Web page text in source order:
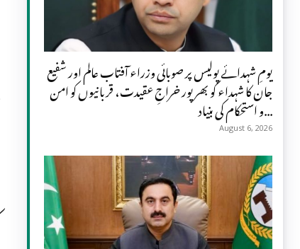
یومِ شہدائے پولیس پر صوبائی وزراء آفتاب عالم اور شفیع
جان کا شہداء کو بھرپور خراجِ عقیدت، قربانیوں کو امن
و استحکام کی بنیاد...
August 6, 2026